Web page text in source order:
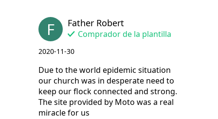
F Father Robert
Comprador de la plantilla
2020-11-30
Due to the world epidemic situation
our church was in desperate need to
keep our flock connected and strong.
The site provided by Moto was a real
miracle for us